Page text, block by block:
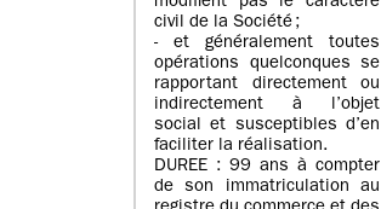
civil de la Société ;
- et généralement toutes
opérations quelconques se
rapportant directement ou
indirectement à l’objet
social et susceptibles d’en
faciliter la réalisation.
DUREE : 99 ans à compter
de son immatriculation au